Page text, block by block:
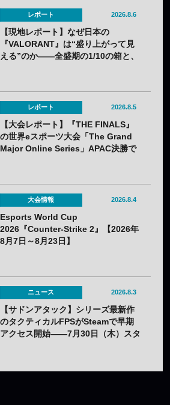
レポート 2026.8.6
【現地レポート】なぜ日本の
『VALORANT』は“盛り上がって見
える”のか——全盛期の1/10の箱と、
レポート 2026.8.5
【大会レポート】『THE FINALS』
の世界eスポーツ大会「The Grand
Major Online Series」APAC決勝で
大会情報 2026.8.4
Esports World Cup
2026『Counter-Strike 2』【2026年
8月7日～8月23日】
ニュース 2026.8.3
【サドンアタック】シリーズ最新作
のタクティカルFPSがSteamで早期
アクセス開始——7月30日（木）スタ